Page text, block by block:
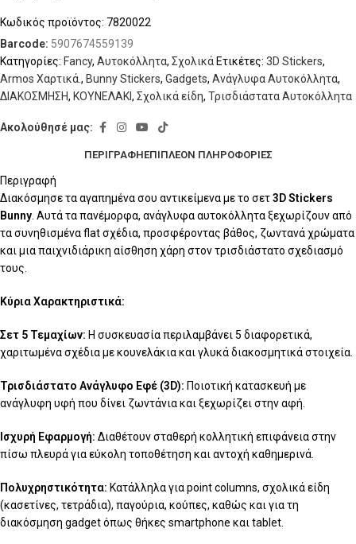
Κωδικός προϊόντος: 7820022
Barcode: 5907674559139
Κατηγορίες: Fancy, Αυτοκόλλητα, Σχολικά Ετικέτες: 3D Stickers,
Armos Χαρτικά., Bunny Stickers, Gadgets, Ανάγλυφα Αυτοκόλλητα,
ΔΙΑΚΟΣΜΗΣΗ, ΚΟΥΝΕΛΑΚΙ, Σχολικά είδη, Τρισδιάστατα Αυτοκόλλητα
Ακολούθησέ μας:
ΠΕΡΙΓΡΑΦΉΕΠΙΠΛΈΟΝ ΠΛΗΡΟΦΟΡΊΕΣ
Περιγραφή
Διακόσμησε τα αγαπημένα σου αντικείμενα με το σετ3D Stickers
Bunny . Αυτά τα πανέμορφα, ανάγλυφα αυτοκόλλητα ξεχωρίζουν από
τα συνηθισμένα flat σχέδια, προσφέροντας βάθος, ζωντανά χρώματα
και μια παιχνιδιάρικη αίσθηση χάρη στον τρισδιάστατο σχεδιασμό
τους.
Κύρια Χαρακτηριστικά:
Σετ 5 Τεμαχίων: Η συσκευασία περιλαμβάνει 5 διαφορετικά,
χαριτωμένα σχέδια με κουνελάκια και γλυκά διακοσμητικά στοιχεία.
Τρισδιάστατο Ανάγλυφο Εφέ (3D): Ποιοτική κατασκευή με
ανάγλυφη υφή που δίνει ζωντάνια και ξεχωρίζει στην αφή.
Ισχυρή Εφαρμογή: Διαθέτουν σταθερή κολλητική επιφάνεια στην
πίσω πλευρά για εύκολη τοποθέτηση και αντοχή καθημερινά.
Πολυχρηστικότητα: Κατάλληλα για point columns, σχολικά είδη
(κασετίνες, τετράδια), παγούρια, κούπες, καθώς και για τη
διακόσμηση gadget όπως θήκες smartphone και tablet.